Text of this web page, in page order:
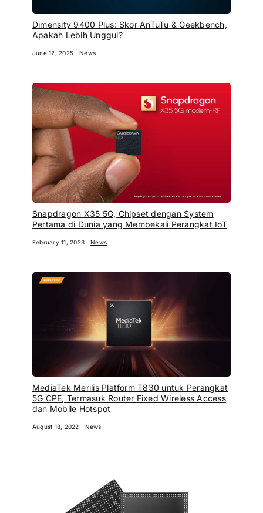
Dimensity 9400 Plus: Skor AnTuTu & Geekbench,
Apakah Lebih Unggul?
June 12, 2025 News
Snapdragon X35 5G, Chipset dengan System
Pertama di Dunia yang Membekali Perangkat IoT
February 11, 2023 News
MediaTek Merilis Platform T830 untuk Perangkat
5G CPE, Termasuk Router Fixed Wireless Access
dan Mobile Hotspot
August 18, 2022 News